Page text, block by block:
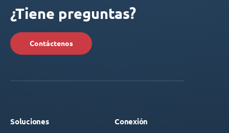
¿Tiene preguntas?
Contáctenos
Soluciones Conexión